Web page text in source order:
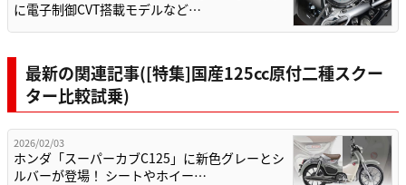
に電子制御CVT搭載モデルなど…
最新の関連記事([特集]国産125cc原付二種スクー
ター比較試乗)
2026/02/03
ホンダ「スーパーカブC125」に新色グレーとシ
ルバーが登場！ シートやホイー…